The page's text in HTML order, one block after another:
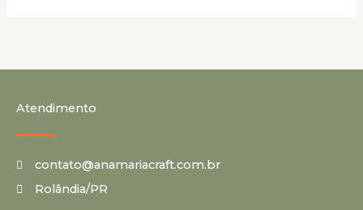
Atendimento
contato@anamariacraft.com.br
Rolândia/PR